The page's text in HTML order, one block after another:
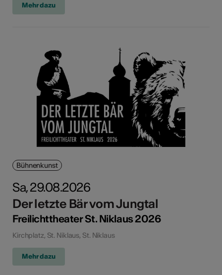
Mehr dazu
Bühnenkunst
Sa, 29.08.2026
Der letzte Bär vom Jungtal
Freilichttheater St. Niklaus 2026
Kirchplatz, St. Niklaus, St. Niklaus
Mehr dazu